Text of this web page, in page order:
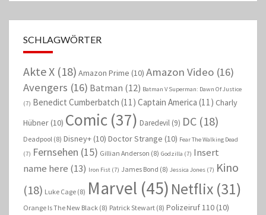
SCHLAGWÖRTER
Akte X (18) Amazon Prime (10) Amazon Video (16)
Avengers (16) Batman (12) Batman V Superman: Dawn Of Justice
(7) Benedict Cumberbatch (11) Captain America (11) Charly
Hübner (10) Comic (37) Daredevil (9) DC (18)
Deadpool (8) Disney+ (10) Doctor Strange (10) Fear The Walking Dead
(7) Fernsehen (15) Gillian Anderson (8) Godzilla (7) Insert
name here (13) Iron Fist (7) James Bond (8) Jessica Jones (7) Kino
(18) Luke Cage (8) Marvel (45) Netflix (31)
Orange Is The New Black (8) Patrick Stewart (8) Polizeiruf 110 (10)